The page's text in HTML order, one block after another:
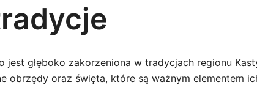
jest głęboko zakorzeniona w tradycjach regionu
obrzędy oraz święta, które są ważnym elementem